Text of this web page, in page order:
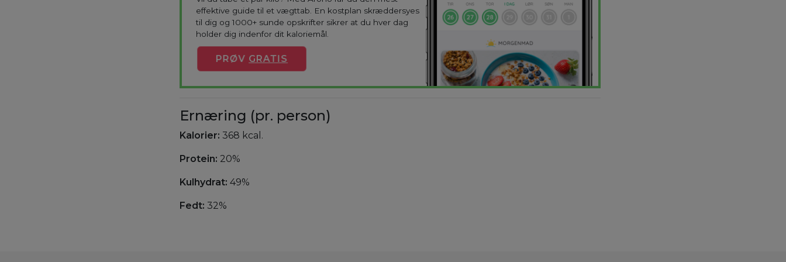
effektive guide til et vægttab. En kostplan skræddersyes
til dig og 1000+ sunde opskrifter sikrer at du hver dag
holder dig indenfor dit kaloriemål.
PRØV GRATIS
Ernæring (pr. person)
Kalorier: 368 kcal.
Protein: 20%
Kulhydrat: 49%
Fedt: 32%